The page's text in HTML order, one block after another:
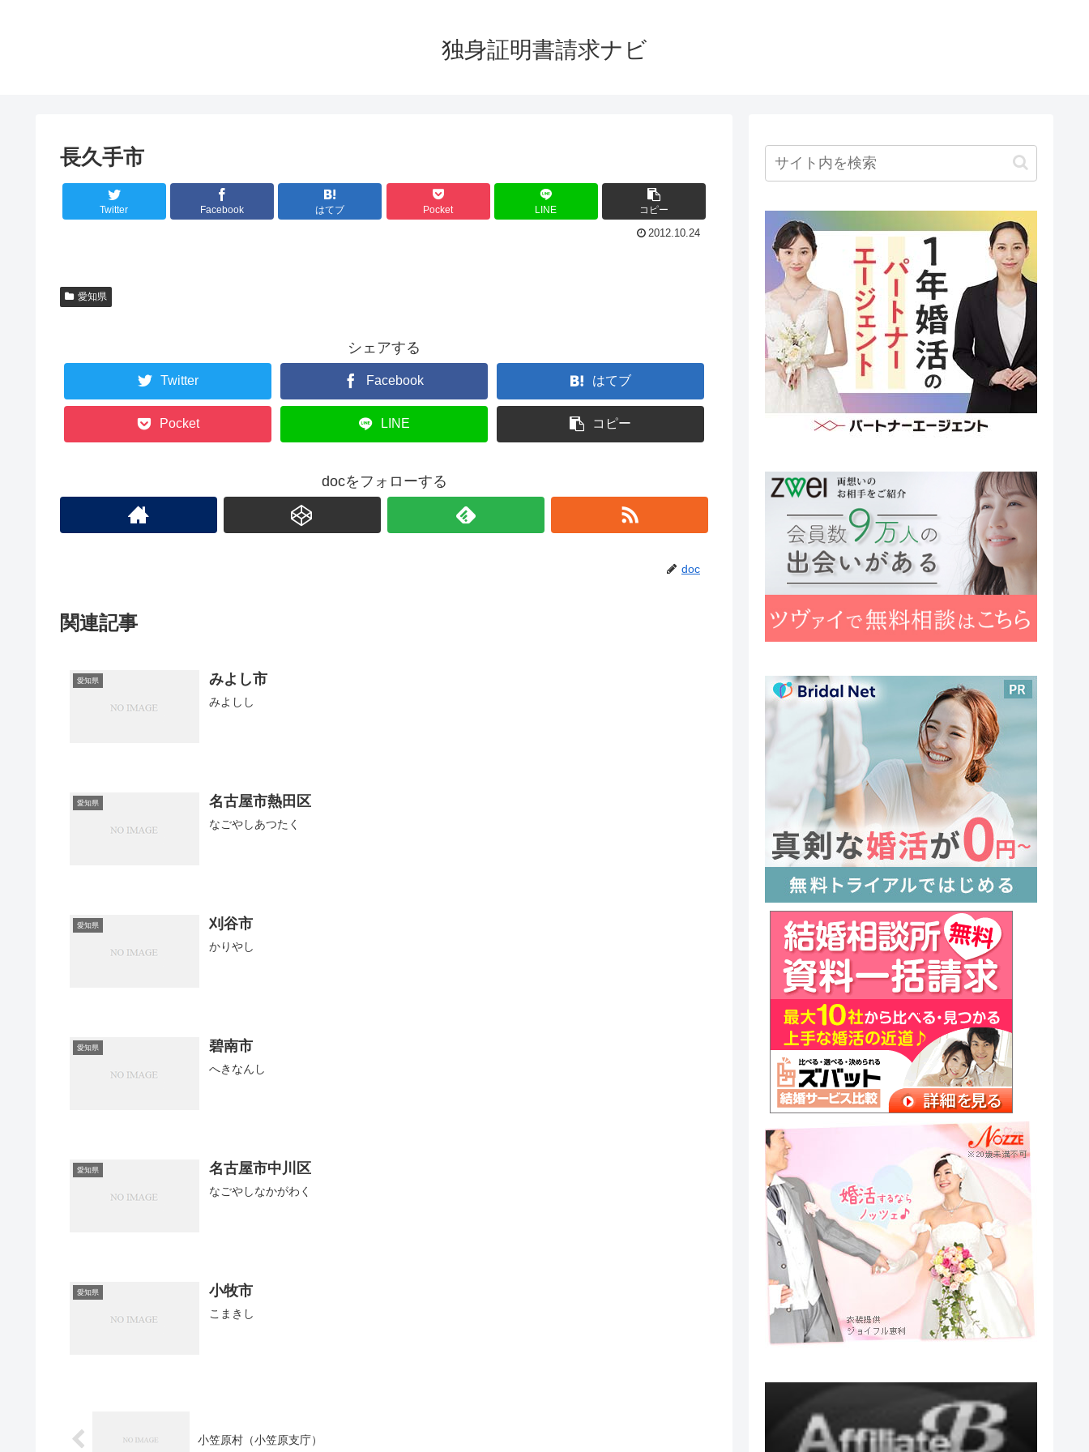
独身証明書請求ナビ
長久手市
Twitter Facebook はてブ Pocket LINE コピー
2012.10.24
愛知県
シェアする
Twitter Facebook はてブ
Pocket LINE コピー
docをフォローする
doc
関連記事
愛知県 みよし市
みよしし
愛知県 名古屋市熱田区
なごやしあつたく
愛知県 刈谷市
かりやし
愛知県 碧南市
へきなんし
愛知県 名古屋市中川区
なごやしなかがわく
愛知県 小牧市
こまきし
小笠原村（小笠原支庁）